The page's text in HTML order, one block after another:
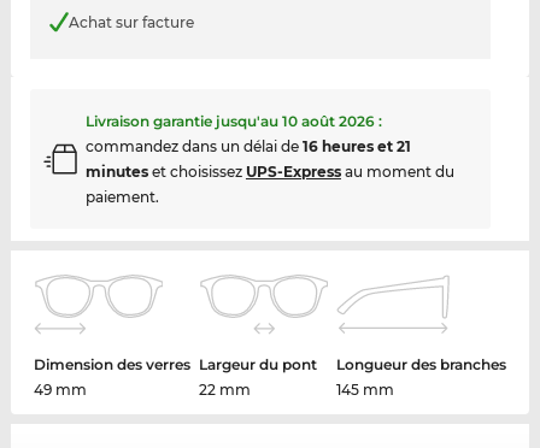
Achat sur facture
Livraison garantie jusqu'au 10 août 2026:
commandez dans un délai de 16 heures et 21
minuteset choisissez UPS-Expressau moment du
paiement.
Dimension des verres
49 mm
Largeur du pont
22 mm
Longueur des branches
145 mm